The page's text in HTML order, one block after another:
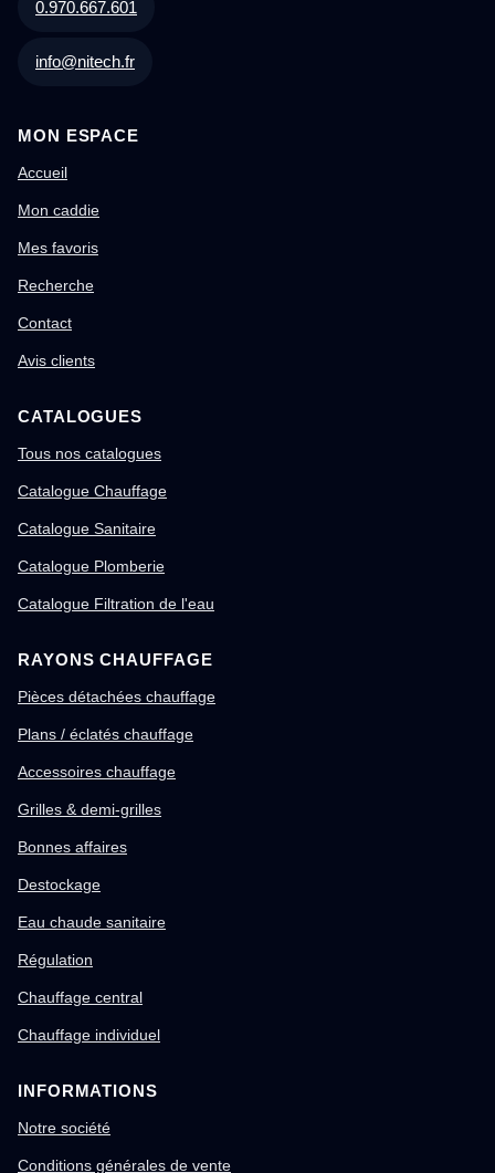
0.970.667.601
info@nitech.fr
MON ESPACE
Accueil
Mon caddie
Mes favoris
Recherche
Contact
Avis clients
CATALOGUES
Tous nos catalogues
Catalogue Chauffage
Catalogue Sanitaire
Catalogue Plomberie
Catalogue Filtration de l'eau
RAYONS CHAUFFAGE
Pièces détachées chauffage
Plans / éclatés chauffage
Accessoires chauffage
Grilles & demi-grilles
Bonnes affaires
Destockage
Eau chaude sanitaire
Régulation
Chauffage central
Chauffage individuel
INFORMATIONS
Notre société
Conditions générales de vente